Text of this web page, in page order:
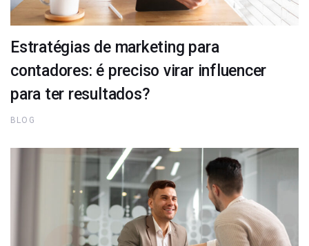
Estratégias de marketing para
contadores: é preciso virar influencer
para ter resultados?
BLOG